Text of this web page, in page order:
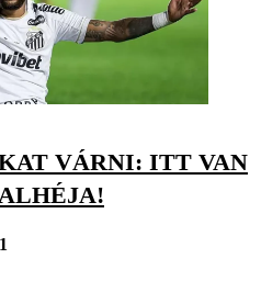
VÁRNI: ITT VAN